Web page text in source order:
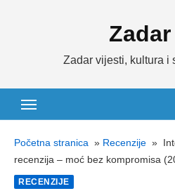
Zadar vijesti, kultura i
Početna stranica » Recenzije »
recenzija – moć bez kompromisa
RECENZIJE